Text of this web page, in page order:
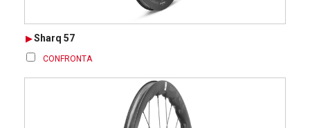
Sharq 57
CONFRONTA